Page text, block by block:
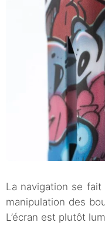
La navigation se
manipulation des
L’écran est plutôt